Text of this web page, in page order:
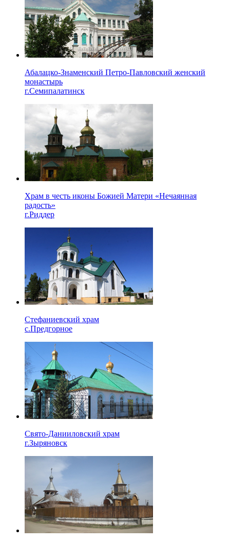
Абалацко-Знаменский Петро-Павловский женский
монастырь
г.Семипалатинск
Храм в честь иконы Божией Матери «Нечаянная
радость»
г.Риддер
Стефаниевский храм
с.Предгорное
Свято-Данииловский храм
г.Зыряновск